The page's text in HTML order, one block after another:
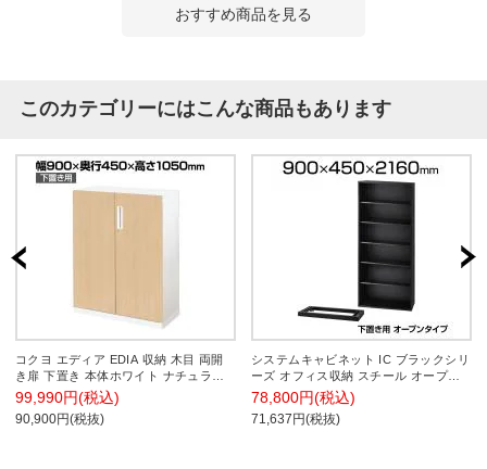
おすすめ商品を見る
このカテゴリーにはこんな商品もあります
コクヨ エディア EDIA 収納 木目 両開
き扉 下置き 本体ホワイト ナチュラル
オーク 幅900×奥行450×高さ1050mm
BWU-SD59SAWDT1-K
99,990円(税込)
90,900円(税抜)
システムキャビネット IC ブラックシリ
ーズ オフィス収納 スチール オープン
タイプ 下置き ベース付き 幅900×奥行
450×高さ2160mm IC-0921F配送地域限
定
78,800円(税込)
71,637円(税抜)